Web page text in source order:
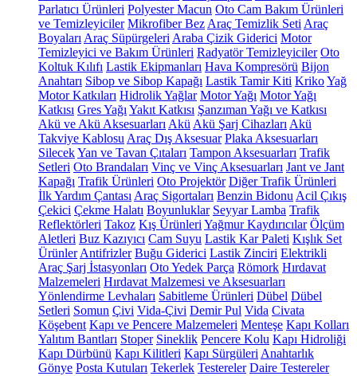
Parlatıcı Ürünleri Polyester Macun Oto Cam Bakım Ürünleri
ve Temizleyiciler Mikrofiber Bez Araç Temizlik Seti Araç
Boyaları Araç Süpürgeleri Araba Çizik Giderici Motor
Temizleyici ve Bakım Ürünleri Radyatör Temizleyiciler Oto
Koltuk Kılıfı Lastik Ekipmanları Hava Kompresörü Bijon
Anahtarı Sibop ve Sibop Kapağı Lastik Tamir Kiti KrikoYağ
Motor Katkıları Hidrolik Yağlar Motor Yağı Motor Yağı
Katkısı Gres Yağı Yakıt Katkısı Şanzıman Yağı ve Katkısı
Akü ve Akü Aksesuarları Akü Akü Şarj Cihazları Akü
Takviye Kablosu Araç Dış Aksesuar Plaka Aksesuarları
SilecekYan ve Tavan Çıtaları Tampon Aksesuarları Trafik
Setleri Oto Brandaları Vinç ve Vinç Aksesuarları Jant ve Jant
Kapağı Trafik Ürünleri Oto Projektör Diğer Trafik Ürünleri
İlk Yardım Çantası Araç Sigortaları Benzin Bidonu Acil Çıkış
Çekici Çekme Halatı Boyunluklar Seyyar Lamba Trafik
Reflektörleri Takoz Kış Ürünleri Yağmur Kaydırıcılar Ölçüm
Aletleri Buz Kazıyıcı Cam Suyu Lastik Kar Paleti Kışlık Set
Ürünler Antifrizler Buğu Giderici Lastik Zinciri Elektrikli
Araç Şarj İstasyonları Oto Yedek Parça Römork Hırdavat
Malzemeleri Hırdavat Malzemesi ve Aksesuarları
Yönlendirme Levhaları Sabitleme Ürünleri Dübel Dübel
Setleri Somun Çivi Vida-Çivi Demir Pul Vida Civata
Köşebent Kapı ve Pencere Malzemeleri Menteşe Kapı Kolları
Yalıtım Bantları Stoper Sineklik Pencere Kolu Kapı Hidroliği
Kapı Dürbünü Kapı Kilitleri Kapı Sürgüleri Anahtarlık
Gönye Posta Kutuları Tekerlek Testereler Daire Testereler